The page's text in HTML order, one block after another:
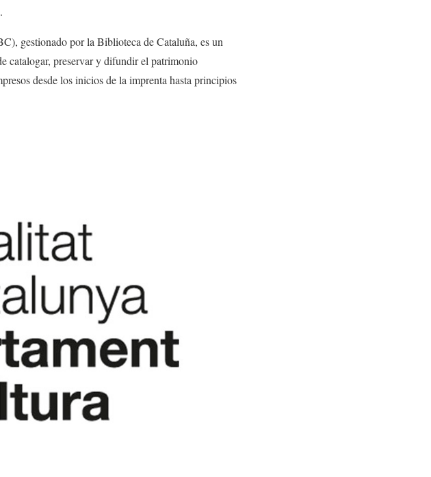
gestionado por la Biblioteca de Cataluña, es un
catalogar, preservar y difundir el patrimonio
desde los inicios de la imprenta hasta principios